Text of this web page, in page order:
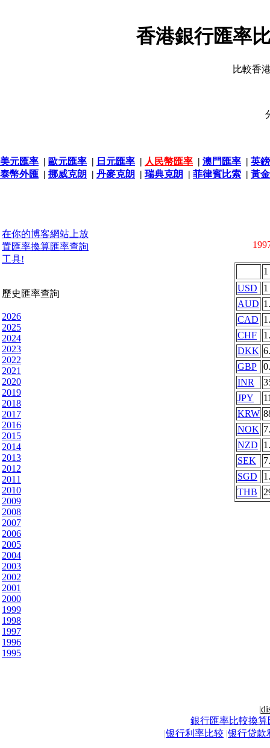
香港銀行匯率
比較香
美元匯率 | 歐元匯率 | 日元匯率 | 人民幣匯率 | 澳門匯率 | 英
泰幣外匯 | 挪威克朗 | 丹麥克朗 | 瑞典克朗 | 菲律賓比索 | 黃
在你的博客網站上放
置匯率換算匯率查詢
工具!
歷史匯率查詢
2026
2025
2024
2023
2022
2021
2020
2019
2018
2017
2016
2015
2014
2013
2012
2011
2010
2009
2008
2007
2006
2005
2004
2003
2002
2001
2000
1999
1998
1997
1996
1995
1
USD
1
AUD
CAD
CHF
DKK
GBP
INR
JPY
KRW
NOK
NZD
SEK
SGD
THB
|
銀行匯率比較換算
|银行利率比较 |银行贷款